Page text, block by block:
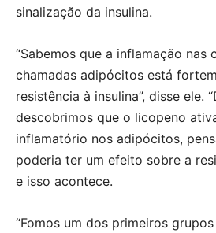
sinalização da insulina.
“Sabemos que a inflamação nas
chamadas adipócitos está
resistência à insulina”, disse ele.
descobrimos que o licopeno
inflamatório nos adipócitos,
poderia ter um efeito sobre a
e isso acontece.
“Fomos um dos primeiros